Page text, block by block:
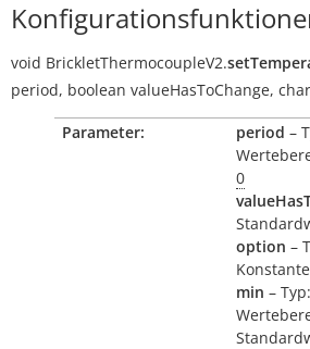
void BrickletThermocoupleV2.
period, boolean valueHasToChange, char
Parameter: period –
0
option –
min –